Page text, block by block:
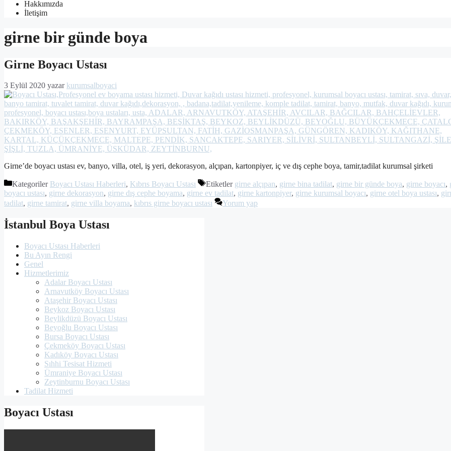
Hakkımızda
İletişim
girne bir günde boya
Girne Boyacı Ustası
3 Eylül 2020 yazar kurumsalboyaci
Girne’de boyacı ustası ev, banyo, villa, otel, iş yeri, dekorasyon, alçıpan, kartonpiyer, iç ve dış cephe boya, tamir,tadilat kurumsal şirketi
Kategoriler Boyacı Ustası Haberleri, Kıbrıs Boyacı Ustası Etiketler girne alçıpan, girne bina tadilat, girne bir günde boya, girne boyacı,
boyacı ustası, girne dekorasyon, girne dış cephe boyama, girne ev tadilat, girne kartonpiyer, girne kurumsal boyacı, girne otel boya ustası,
tadilat, girne tamirat, girne villa boyama, kıbrıs girne boyacı ustası Yorum yap
İstanbul Boya Ustası
Boyacı Ustası Haberleri
Bu Ayın Rengi
Genel
Hizmetlerimiz
Adalar Boyacı Ustası
Arnavutköy Boyacı Ustası
Ataşehir Boyacı Ustası
Beykoz Boyacı Ustası
Beylikdüzü Boyacı Ustası
Beyoğlu Boyacı Ustası
Bursa Boyacı Ustası
Çekmeköy Boyacı Ustası
Kadıköy Boyacı Ustası
Sıhhi Tesisat Hizmeti
Ümraniye Boyacı Ustası
Zeytinburnu Boyacı Ustası
Tadilat Hizmeti
Boyacı Ustası